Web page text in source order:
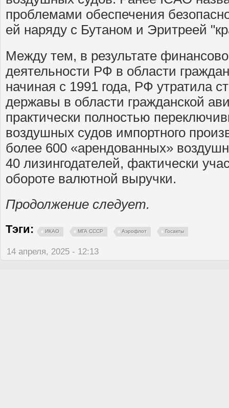
проблемами обеспечения
ей наряду с Бутаном и Эритреей
Между тем, в результате
деятельности РФ в области
начиная с 1991 года, РФ утратила
державы в области гражданской
практически полностью
воздушных судов импортного
более 600 «арендованных»
40 лизингодателей, фактически
обороте валютной выручки.
Продолжение следует.
Тэги: ИКАО МГА СССР Аэрофлот Госакты
14 апреля, 2025 - 12:13